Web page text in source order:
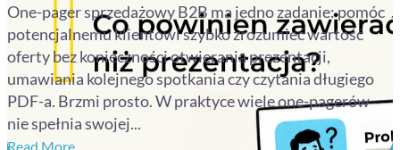
One-pager sprzedażowy B2B ma jedno zadanie: pomóc
potencjalnemu klientowi szybko zrozumieć wartość
oferty bez konieczności otwierania prezentacji,
umawiania kolejnego spotkania czy czytania długiego
PDF-a. Brzmi prosto. W praktyce wiele one-pagerów
nie spełnia swojej...
Read More